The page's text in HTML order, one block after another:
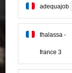
adequajob
thalassa -
france 3